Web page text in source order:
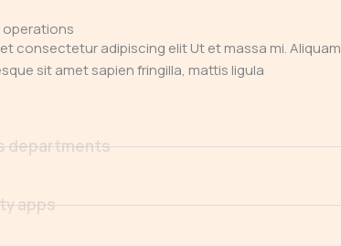
operations
consectetur adipiscing elit Ut et massa mi. Aliquam
sit amet sapien fringilla, mattis ligula
departments
apps